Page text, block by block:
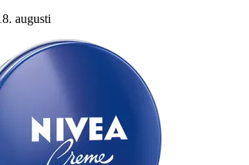
augusti